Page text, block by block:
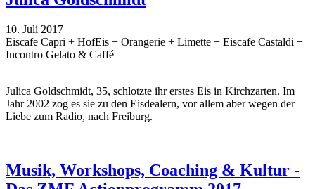
10. Juli 2017
Eiscafe Capri + HofEis + Orangerie + Limette + Eiscafe Castaldi +
Incontro Gelato & Caffé
Julica Goldschmidt, 35, schlotzte ihr erstes Eis in Kirchzarten. Im
Jahr 2002 zog es sie zu den Eisdealern, vor allem aber wegen der
Liebe zum Radio, nach Freiburg.
Musik, Workshops, Coaching & Kultur -